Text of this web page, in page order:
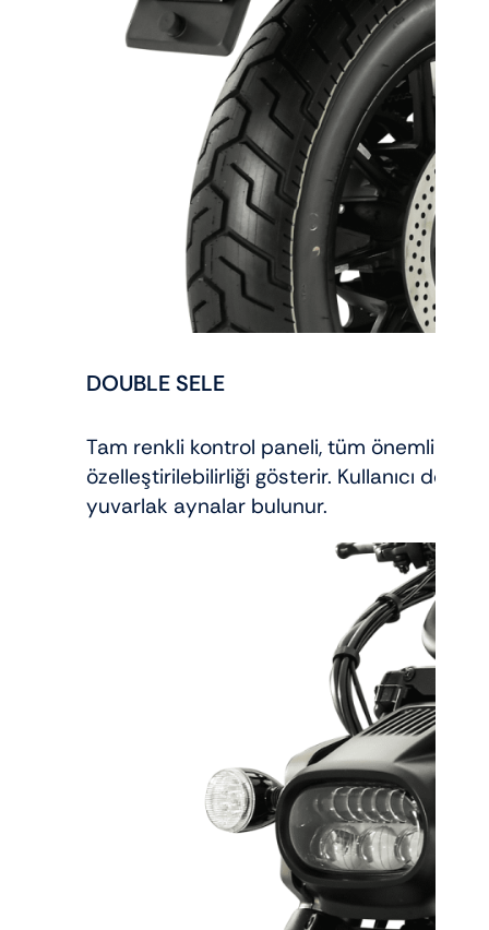
DOUBLE SELE
Tam renkli kontrol paneli, tüm önemli
özelleştirilebilirliği gösterir. Kullanıcı
yuvarlak aynalar bulunur.